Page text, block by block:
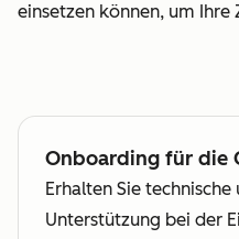
einsetzen können, um Ihre
Onboarding für die
Erhalten Sie
Unterstützung bei der